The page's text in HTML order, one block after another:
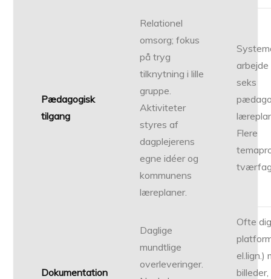
Pædagogisk
tilgang
Relationel
omsorg; fokus
på tryg
tilknytning i lille
gruppe.
Aktiviteter
styres af
dagplejerens
egne idéer og
kommunens
læreplaner.
seks
Flere
Dokumentation
Daglige
mundtlige
overleveringer.
Ofte
el.lign.)